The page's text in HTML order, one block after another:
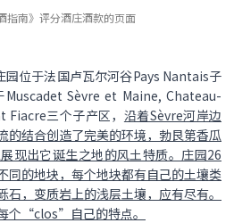
指南》评分酒庄酒款的页面
位于法国卢瓦尔河谷Pays Nantais子
Sèvre et Maine, Chateau-
三个子产区， 沿着Sèvre河岸边
的结合创造了完美的环境，勃艮第香瓜
现出它诞生之地的风土特质。庄园26
同的地块，每个地块都有自己的土壤类
，变质岩上的浅层土壤，应有尽有。
个“clos”自己的特点。